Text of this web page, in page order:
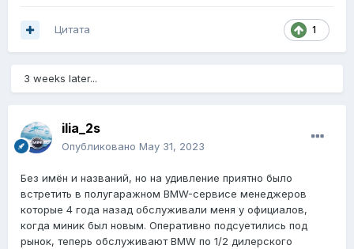
1
Цитата
3 weeks later...
ilia_2s
Опубликовано May 31, 2023
Без имён и названий, но на удивление приятно было
встретить в полугаражном BMW-сервисе менеджеров
которые 4 года назад обслуживали меня у официалов,
когда миник был новым. Оперативно подсуетились под
рынок, теперь обслуживают BMW по 1/2 дилерского